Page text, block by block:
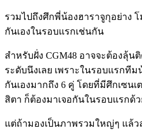
รวมไปถึงศึกพี่น้องฮาราจูกุอย่าง โ
กันเองในรอบแรกเช่นกัน
สำหรับฝั่ง CGM48 อาจจะต้องลุ้น
ระดับนึงเลย เพราะในรอบแรกทีม
กันเองมากถึง 6 คู่ โดยที่มีศึกเซนเ
สิตา ก็ต้องมาเจอกันในรอบแรกด้
แต่ถ้ามองเป็นภาพรวมใหญ่ๆ แล้